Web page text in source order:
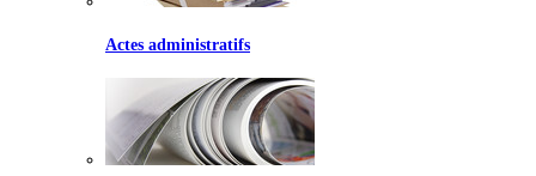
Actes administratifs